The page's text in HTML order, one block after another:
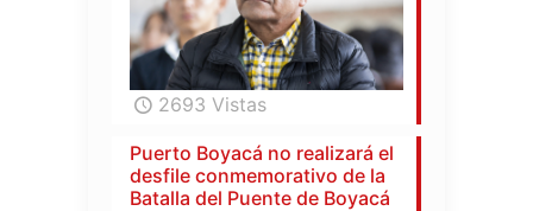
2693 Vistas
Puerto Boyacá no realizará el
desfile conmemorativo de la
Batalla del Puente de Boyacá